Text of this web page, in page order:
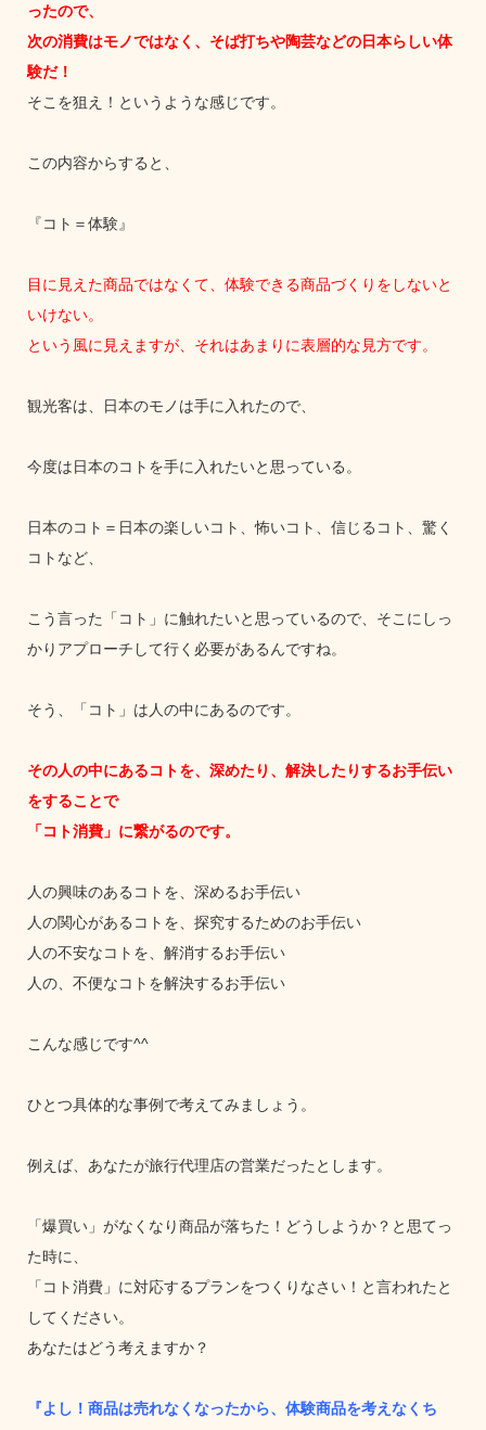
ったので、
次の消費はモノではなく、そば打ちや陶芸などの日本らしい体
験だ！
そこを狙え！というような感じです。
この内容からすると、
『コト＝体験』
目に見えた商品ではなくて、体験できる商品づくりをしないと
いけない。
という風に見えますが、それはあまりに表層的な見方です。
観光客は、日本のモノは手に入れたので、
今度は日本のコトを手に入れたいと思っている。
日本のコト＝日本の楽しいコト、怖いコト、信じるコト、驚く
コトなど、
こう言った「コト」に触れたいと思っているので、そこにしっ
かりアプローチして行く必要があるんですね。
そう、「コト」は人の中にあるのです。
その人の中にあるコトを、深めたり、解決したりするお手伝い
をすることで
「コト消費」に繋がるのです。
人の興味のあるコトを、深めるお手伝い
人の関心があるコトを、探究するためのお手伝い
人の不安なコトを、解消するお手伝い
人の、不便なコトを解決するお手伝い
こんな感じです^^
ひとつ具体的な事例で考えてみましょう。
例えば、あなたが旅行代理店の営業だったとします。
「爆買い」がなくなり商品が落ちた！どうしようか？と思てっ
た時に、
「コト消費」に対応するプランをつくりなさい！と言われたと
してください。
あなたはどう考えますか？
『よし！商品は売れなくなったから、体験商品を考えなくち